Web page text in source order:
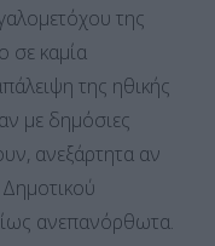
της
σε καμία
της ηθικής
με δημόσιες
ανεξάρτητα αν
ανεπανόρθωτα.